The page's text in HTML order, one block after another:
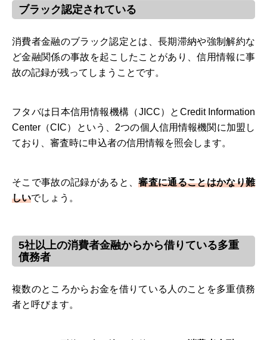
ブラック認定されている
消費者金融のブラック認定とは、長期滞納や強制解約な
ど金融関係の事故を起こしたことがあり、信用情報に事
故の記録が残ってしまうことです。
フタバは日本信用情報機構（JICC）とCredit Information
Center（CIC）という、2つの個人信用情報機関に加盟し
ており、審査時に申込者の信用情報を照会します。
そこで事故の記録があると、審査に通ることはかなり難
しいでしょう。
5社以上の消費者金融からから借りている多重
債務者
複数のところからお金を借りている人のことを多重債務
者と呼びます。